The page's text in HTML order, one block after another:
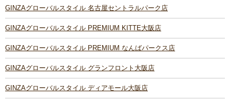
GINZAグローバルスタイル 名古屋セントラルパーク店
GINZAグローバルスタイル PREMIUM KITTE大阪店
GINZAグローバルスタイル PREMIUM なんばパークス店
GINZAグローバルスタイル グランフロント大阪店
GINZAグローバルスタイル ディアモール大阪店